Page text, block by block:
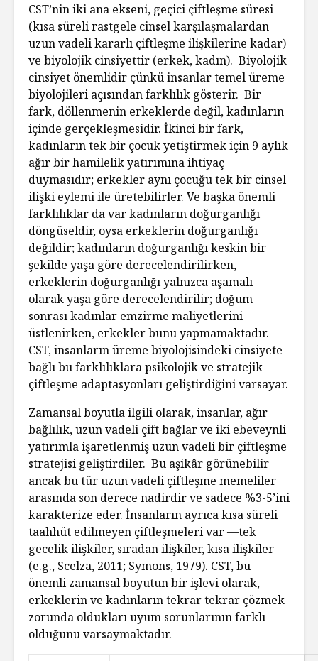
CST’nin iki ana ekseni, geçici çiftleşme süresi
(kısa süreli rastgele cinsel karşılaşmalardan
uzun vadeli kararlı çiftleşme ilişkilerine kadar)
ve biyolojik cinsiyettir (erkek, kadın). Biyolojik
cinsiyet önemlidir çünkü insanlar temel üreme
biyolojileri açısından farklılık gösterir. Bir
fark, döllenmenin erkeklerde değil, kadınların
içinde gerçekleşmesidir. İkinci bir fark,
kadınların tek bir çocuk yetiştirmek için 9 aylık
ağır bir hamilelik yatırımına ihtiyaç
duymasıdır; erkekler aynı çocuğu tek bir cinsel
ilişki eylemi ile üretebilirler. Ve başka önemli
farklılıklar da var kadınların doğurganlığı
döngüseldir, oysa erkeklerin doğurganlığı
değildir; kadınların doğurganlığı keskin bir
şekilde yaşa göre derecelendirilirken,
erkeklerin doğurganlığı yalnızca aşamalı
olarak yaşa göre derecelendirilir; doğum
sonrası kadınlar emzirme maliyetlerini
üstlenirken, erkekler bunu yapmamaktadır.
CST, insanların üreme biyolojisindeki cinsiyete
bağlı bu farklılıklara psikolojik ve stratejik
çiftleşme adaptasyonları geliştirdiğini varsayar.
Zamansal boyutla ilgili olarak, insanlar, ağır
bağlılık, uzun vadeli çift bağlar ve iki ebeveynli
yatırımla işaretlenmiş uzun vadeli bir çiftleşme
stratejisi geliştirdiler. Bu aşikâr görünebilir
ancak bu tür uzun vadeli çiftleşme memeliler
arasında son derece nadirdir ve sadece %3-5’ini
karakterize eder. İnsanların ayrıca kısa süreli
taahhüt edilmeyen çiftleşmeleri var —tek
gecelik ilişkiler, sıradan ilişkiler, kısa ilişkiler
(e.g., Scelza, 2011; Symons, 1979). CST, bu
önemli zamansal boyutun bir işlevi olarak,
erkeklerin ve kadınların tekrar tekrar çözmek
zorunda oldukları uyum sorunlarının farklı
olduğunu varsaymaktadır.